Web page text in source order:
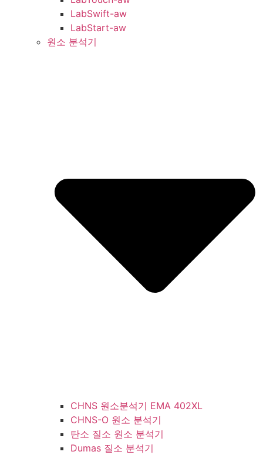
LabSwift-aw
LabStart-aw
원소 분석기
CHNS 원소분석기 EMA 402XL
CHNS-O 원소 분석기
탄소 질소 원소 분석기
Dumas 질소 분석기